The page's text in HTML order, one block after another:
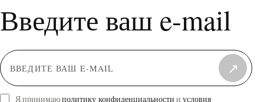
Введите ваш e-mail
↗
Я принимаюполитику конфиденциальности и условия